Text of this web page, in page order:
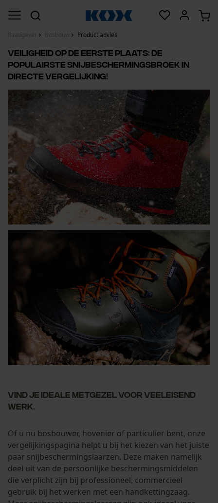
Product advies
Veiligheid op de eerste plaats: De
populairste snijbeschermingsbroek in
directe vergelijking!
Vind je ideale metgezel voor veeleisend
werk.
Of u nu bosbouwer, hovenier of particulier bent, onze
vergelijkingspagina helpt u bij het kiezen van het juiste
paar snijbeschermingslaarzen. Deze maken namelijk
deel uit van de persoonlijke beschermingsmiddelen
die verplicht zijn bij professioneel, commercieel
gebruik bij het werken met een handkettingzaag.